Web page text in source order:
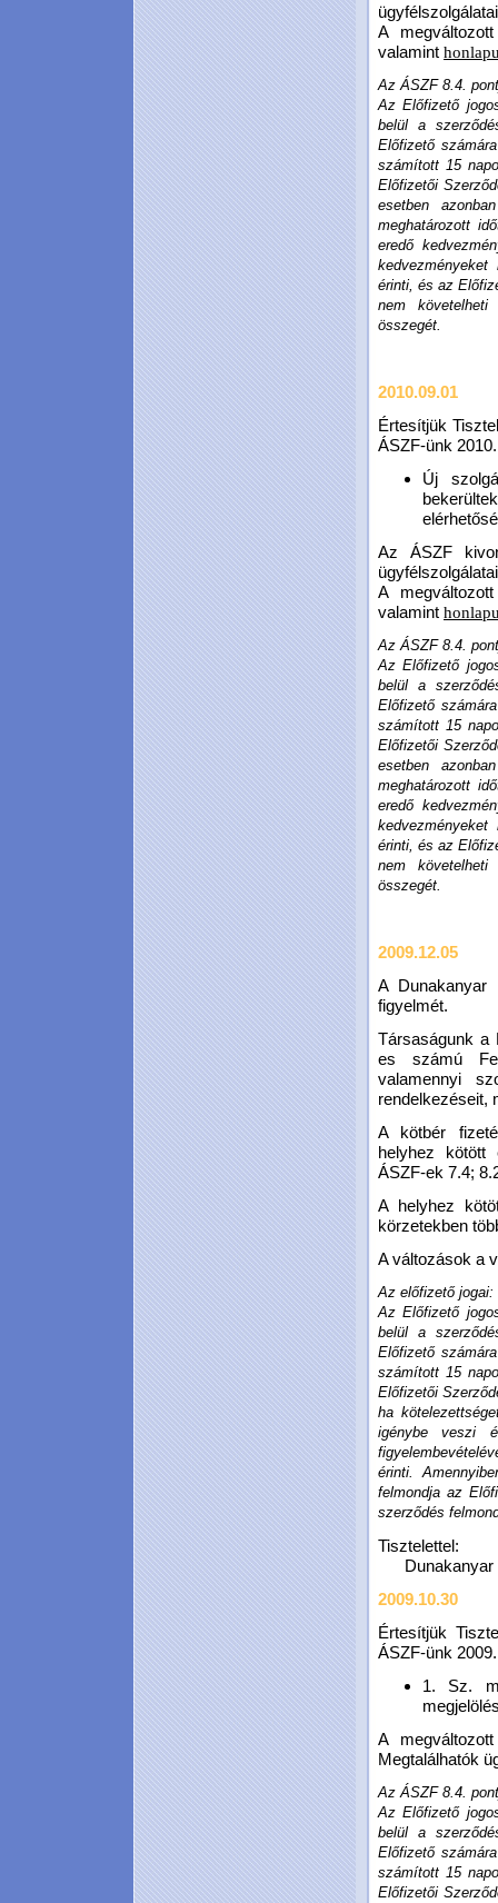
A
valamint
Az ÁSZF 8.4.
Az Előfizető
belül a
Előfizető
számított 15
Előfizetői
esetben
meghatározott
eredő
érinti, és az
nem követelheti
összegét.
2010.09.01
Értesítjük
ÁSZF-ünk
Új
Az ÁSZF
A
valamint
Az ÁSZF 8.4.
Az Előfizető
belül a
Előfizető
számított 15
Előfizetői
esetben
meghatározott
eredő
érinti, és az
nem követelheti
összegét.
2009.12.05
A
figyelmét.
Társaságunk a
es számú
valamennyi
rendelkezéseit,
A kötbér
helyhez kötött
ÁSZF-ek 7.4;
A helyhez
körzetekben
A változások a
Az előfizető jogai:
Az Előfizető
belül a
Előfizető
számított 15
Előfizetői
ha
igénybe veszi
érinti.
felmondja az
szerződés
Tisztelettel:
Dunakanyar
2009.10.30
Értesítjük
ÁSZF-ünk
1. Sz.
A
Megtalálhatók
Az ÁSZF 8.4.
Az Előfizető
belül a
Előfizető
számított 15
Előfizetői